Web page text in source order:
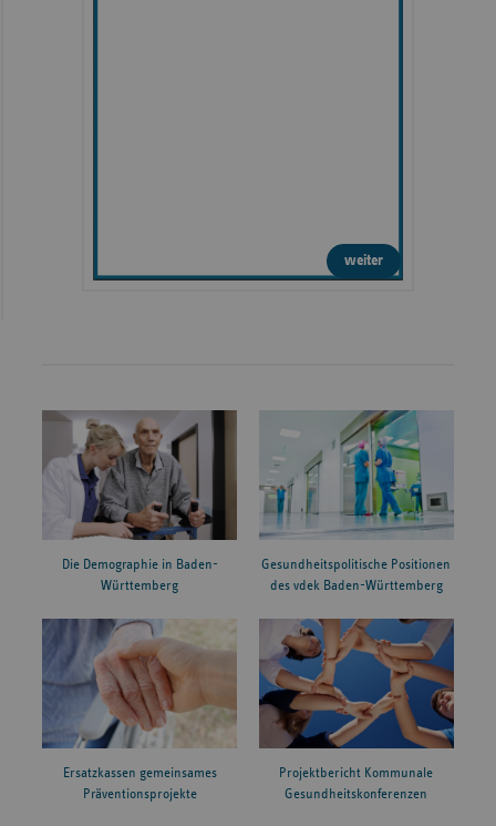
weiter
Die Demographie in Baden-
Württemberg
Gesundheitspolitische Positionen
des vdek Baden-Württemberg
Ersatzkassen gemeinsames
Präventionsprojekte
Projektbericht Kommunale
Gesundheitskonferenzen